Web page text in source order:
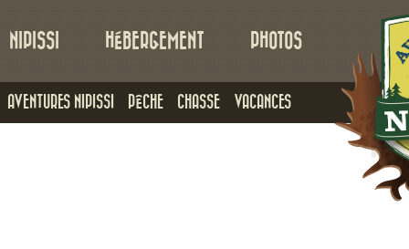
NIPISSI
AVENTURES NIPISSI PÊCHE CHASSE VACANCES
HÉBERGEMENT PHOTOS